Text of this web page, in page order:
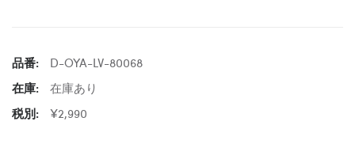
品番:
D-OYA-LV-80068
在庫:
在庫あり
税別:
¥2,990